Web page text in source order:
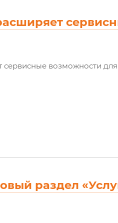
возможности для
раздел